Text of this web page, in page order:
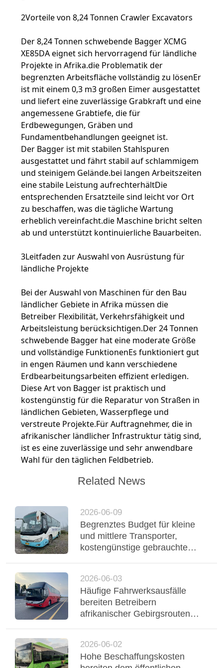
2Vorteile von 8,24 Tonnen Crawler Excavators
Der 8,24 Tonnen schwebende Bagger XCMG
XE85DA eignet sich hervorragend für ländliche
Projekte in Afrika.die Problematik der
begrenzten Arbeitsfläche vollständig zu lösenEr
ist mit einem 0,3 m3 großen Eimer ausgestattet
und liefert eine zuverlässige Grabkraft und eine
angemessene Grabtiefe, die für
Erdbewegungen, Gräben und
Fundamentbehandlungen geeignet ist.
Der Bagger ist mit stabilen Stahlspuren
ausgestattet und fährt stabil auf schlammigem
und steinigem Gelände.bei langen Arbeitszeiten
eine stabile Leistung aufrechterhältDie
entsprechenden Ersatzteile sind leicht vor Ort
zu beschaffen, was die tägliche Wartung
erheblich vereinfacht.die Maschine bricht selten
ab und unterstützt kontinuierliche Bauarbeiten.
3Leitfaden zur Auswahl von Ausrüstung für
ländliche Projekte
Bei der Auswahl von Maschinen für den Bau
ländlicher Gebiete in Afrika müssen die
Betreiber Flexibilität, Verkehrsfähigkeit und
Arbeitsleistung berücksichtigen.Der 24 Tonnen
schwebende Bagger hat eine moderate Größe
und vollständige FunktionenEs funktioniert gut
in engen Räumen und kann verschiedene
Erdbearbeitungsarbeiten effizient erledigen.
Diese Art von Bagger ist praktisch und
kostengünstig für die Reparatur von Straßen in
ländlichen Gebieten, Wasserpflege und
verstreute Projekte.Für Auftragnehmer, die in
afrikanischer ländlicher Infrastruktur tätig sind,
ist es eine zuverlässige und sehr anwendbare
Wahl für den täglichen Feldbetrieb.
Related News
2026-06-09
Begrenztes Budget für kleine
und mittlere Transporter,
kostengünstige gebrauchte
Flottenbetrieb
2026-06-03
Häufige Fahrwerksausfälle
bereiten Betreibern
afrikanischer Gebirgsrouten
Regio
2026-06-02
Hohe Beschaffungskosten